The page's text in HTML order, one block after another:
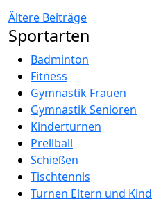
Beitragsnavigation
Ältere Beiträge
Sportarten
Badminton
Fitness
Gymnastik Frauen
Gymnastik Senioren
Kinderturnen
Prellball
Schießen
Tischtennis
Turnen Eltern und Kind